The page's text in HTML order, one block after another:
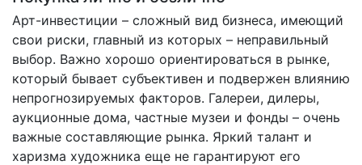
Арт-инвестиции – сложный вид бизнеса, имеющий
свои риски, главный из которых – неправильный
выбор. Важно хорошо ориентироваться в рынке,
который бывает субъективен и подвержен влиянию
непрогнозируемых факторов. Галереи, дилеры,
аукционные дома, частные музеи и фонды – очень
важные составляющие рынка. Яркий талант и
харизма художника еще не гарантируют его